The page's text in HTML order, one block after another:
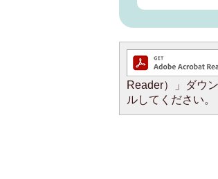
Reader）」ダウ
ルしてください。